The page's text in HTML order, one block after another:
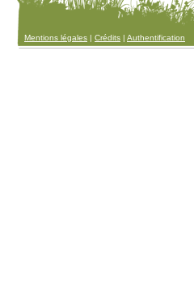
Mentions légales | Crédits | Authentification